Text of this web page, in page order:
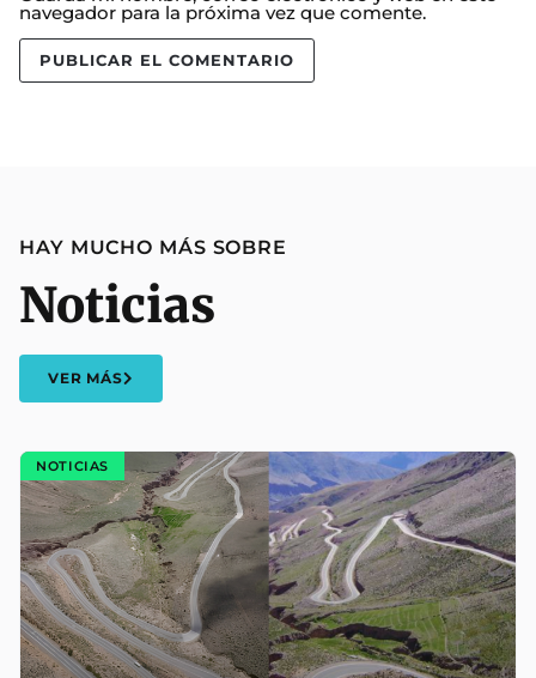
navegador para la próxima vez que comente.
HAY MUCHO MÁS SOBRE
Noticias
VER MÁS
NOTICIAS